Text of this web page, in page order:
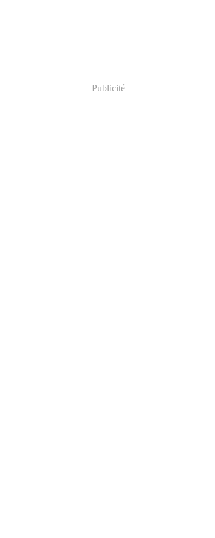
Publicité